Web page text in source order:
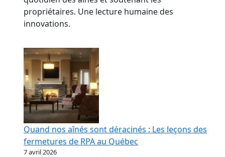
propriétaires. Une lecture humaine des
innovations.
Quand nos aînés sont déracinés : Les leçons des
fermetures de RPA au Québec
7 avril 2026